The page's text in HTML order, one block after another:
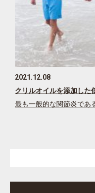
2021.12.08
クリルオイルを添加した
最も一般的な関節炎であ